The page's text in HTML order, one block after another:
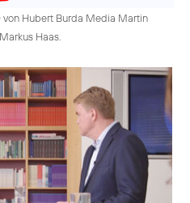
von Hubert Burda Media Martin
Haas.